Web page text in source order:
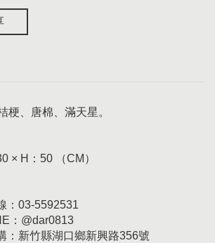
梗、唐棉、滿天星。
× H：50 （CM）
：03-5592531
：@dar0813
：新竹縣湖口鄉新興路356號